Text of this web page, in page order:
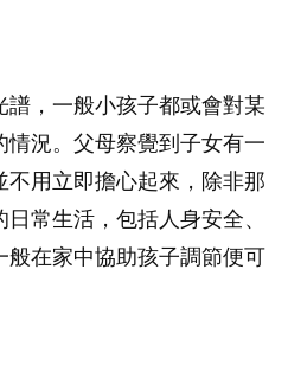
譜，一般小孩子都或會對某
況。父母察覺到子女有一
用立即擔心起來，除非那
常生活，包括人身安全、
般在家中協助孩子調節便可